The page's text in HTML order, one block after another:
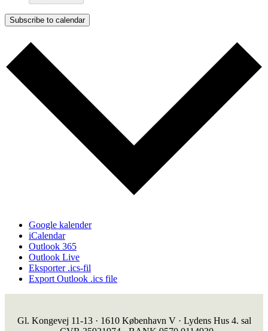
Subscribe to calendar
Google kalender
iCalendar
Outlook 365
Outlook Live
Eksporter .ics-fil
Export Outlook .ics file
Gl. Kongevej 11-13 · 1610 København V · Lydens Hus 4. sal